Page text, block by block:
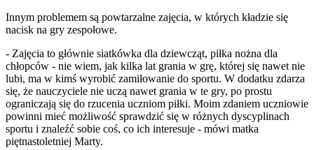
Innym problemem są powtarzalne zajęcia, w których kładzie się
nacisk na gry zespołowe.
- Zajęcia to głównie siatkówka dla dziewcząt, piłka nożna dla
chłopców - nie wiem, jak kilka lat grania w grę, której się nawet nie
lubi, ma w kimś wyrobić zamiłowanie do sportu. W dodatku zdarza
się, że nauczyciele nie uczą nawet grania w te gry, po prostu
ograniczają się do rzucenia uczniom piłki. Moim zdaniem uczniowie
powinni mieć możliwość sprawdzić się w różnych dyscyplinach
sportu i znaleźć sobie coś, co ich interesuje - mówi matka
piętnastoletniej Marty.